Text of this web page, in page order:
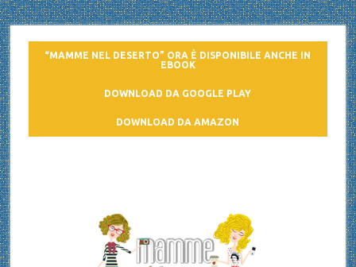
“MAMME NEL DESERTO” ORA È DISPONIBILE ANCHE IN
EBOOK
DOWNLOAD DA GOOGLE PLAY
DOWNLOAD DA AMAZON